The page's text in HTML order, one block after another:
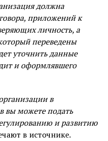
должна
приложений к
личность, а
переведены
уточнить данные
и оформлявшего
в
вы можете подать
и развитию
в источнике.